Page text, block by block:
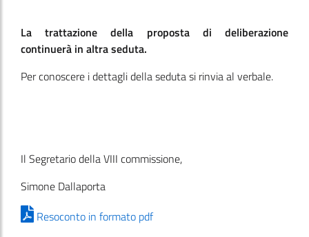
La trattazione della proposta di deliberazione
continuerà in altra seduta.
Per conoscere i dettagli della seduta si rinvia al verbale.
Il Segretario della VIII commissione,
Simone Dallaporta
Resoconto in formato pdf